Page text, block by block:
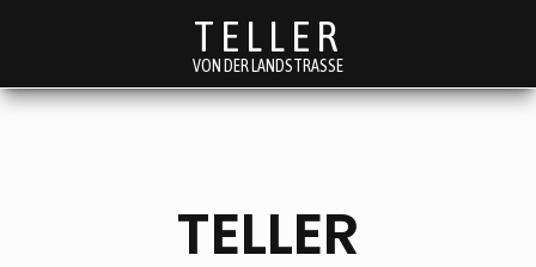
TELLER
VON DER LANDSTRASSE
TELLER